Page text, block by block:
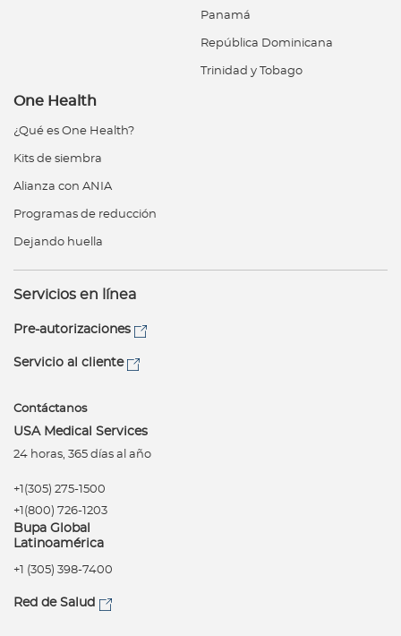
Panamá
República Dominicana
Trinidad y Tobago
One Health
¿Qué es One Health?
Kits de siembra
Alianza con ANIA
Programas de reducción
Dejando huella
Servicios en línea
Pre-autorizaciones
Servicio al cliente
Contáctanos
USA Medical Services
24 horas, 365 días al año
+1(305) 275-1500
+1(800) 726-1203
Bupa Global
Latinoamérica
+1 (305) 398-7400
Red de Salud